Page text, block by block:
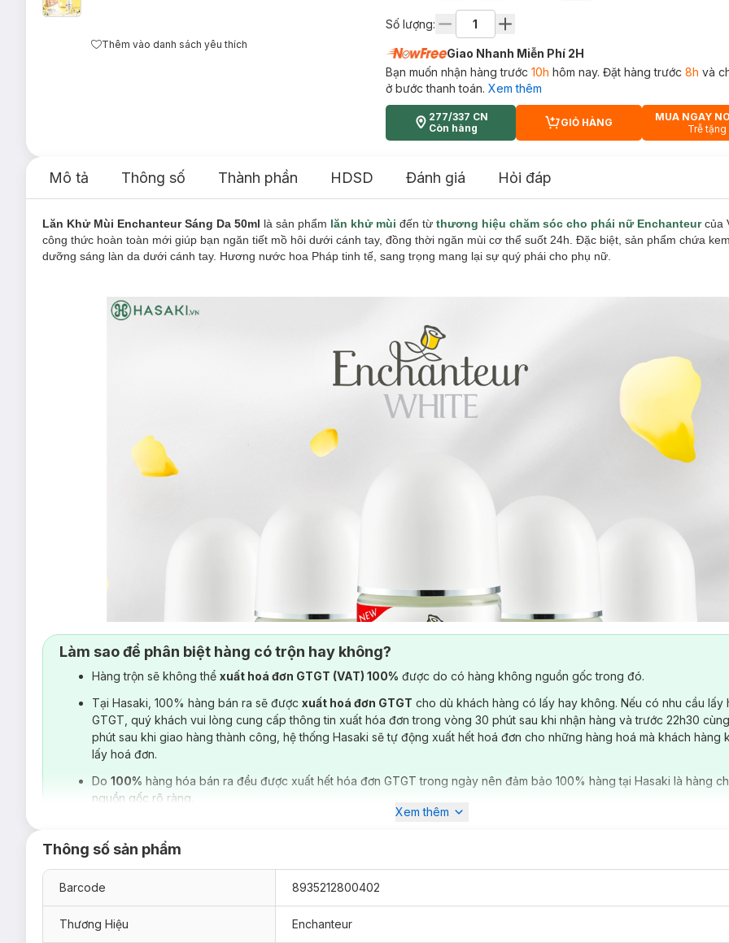
Thêm vào danh sách yêu thích
Số lượng:
Giao Nhanh Miễn Phí 2H
Bạn muốn nhận hàng trước 10h hôm nay. Đặt hàng trước 8h và
ở bước thanh toán. Xem thêm
277/337 CN
Còn hàng
CART PLUS ICON
GIỎ HÀNG
MUA NGAY
Trễ tặng
Mô tả Thông số Thành phần HDSD Đánh giá Hỏi đáp
Lăn Khử Mùi Enchanteur Sáng Da 50ml là sản phẩm lăn khử mùi đến từ thương hiệu chăm sóc cho phái nữ Enchanteurcủa
công thức hoàn toàn mới giúp bạn ngăn tiết mồ hôi dưới cánh tay, đồng thời ngăn mùi cơ thể suốt 24h. Đặc biệt, sản phẩm chứa
dưỡng sáng làn da dưới cánh tay. Hương nước hoa Pháp tinh tế, sang trọng mang lại sự quý phái cho phụ nữ.
Làm sao để phân biệt hàng có trộn hay không?
Hàng trộn sẽ không thể xuất hoá đơn GTGT (VAT) 100% được do có hàng không nguồn gốc trong đó.
Tại Hasaki, 100% hàng bán ra sẽ được xuất hoá đơn GTGT cho dù khách hàng có lấy hay không. Nếu có nhu cầu lấy
GTGT, quý khách vui lòng cung cấp thông tin xuất hóa đơn trong vòng 30 phút sau khi nhận hàng và trước 22h30
phút sau khi giao hàng thành công, hệ thống Hasaki sẽ tự động xuất hết hoá đơn cho những hàng hoá mà khách hàng
lấy hoá đơn.
Do 100% hàng hóa bán ra đều được xuất hết hóa đơn GTGT trong ngày nên đảm bảo 100% hàng tại Hasaki là hàng
nguồn gốc rõ ràng.
Xem thêm
Thông số sản phẩm
Barcode 8935212800402
Thương Hiệu Enchanteur